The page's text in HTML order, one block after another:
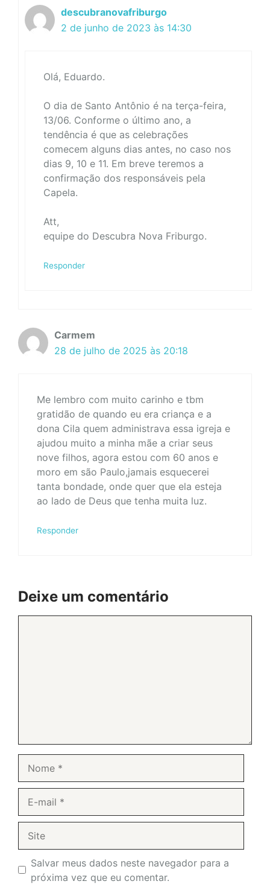
descubranovafriburgo
2 de junho de 2023 às 14:30
Olá, Eduardo.
O dia de Santo Antônio é na terça-feira,
13/06. Conforme o último ano, a
tendência é que as celebrações
comecem alguns dias antes, no caso nos
dias 9, 10 e 11. Em breve teremos a
confirmação dos responsáveis pela
Capela.
Att,
equipe do Descubra Nova Friburgo.
Responder
Carmem
28 de julho de 2025 às 20:18
Me lembro com muito carinho e tbm
gratidão de quando eu era criança e a
dona Cila quem administrava essa igreja e
ajudou muito a minha mãe a criar seus
nove filhos, agora estou com 60 anos e
moro em são Paulo,jamais esquecerei
tanta bondade, onde quer que ela esteja
ao lado de Deus que tenha muita luz.
Responder
Deixe um comentário
mail
Salvar meus dados neste navegador para a
próxima vez que eu comentar.